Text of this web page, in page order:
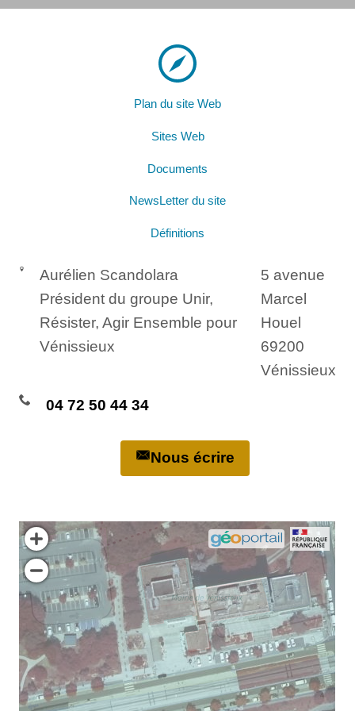
Plan du site Web
Sites Web
Documents
NewsLetter du site
Définitions
Aurélien Scandolara
Président du groupe Unir,
Résister, Agir Ensemble pour
Vénissieux
5 avenue
Marcel
Houel
69200
Vénissieux
04 72 50 44 34
Nous écrire